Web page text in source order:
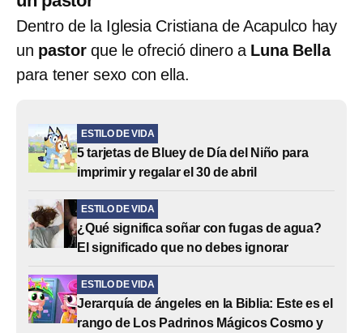
Dentro de la Iglesia Cristiana de Acapulco hay
un pastorque le ofreció dinero a Luna Bella
para tener sexo con ella.
ESTILO DE VIDA
5 tarjetas de Bluey de Día del Niño para
imprimir y regalar el 30 de abril
ESTILO DE VIDA
¿Qué significa soñar con fugas de agua?
El significado que no debes ignorar
ESTILO DE VIDA
Jerarquía de ángeles en la Biblia: Este es el
rango de Los Padrinos Mágicos Cosmo y